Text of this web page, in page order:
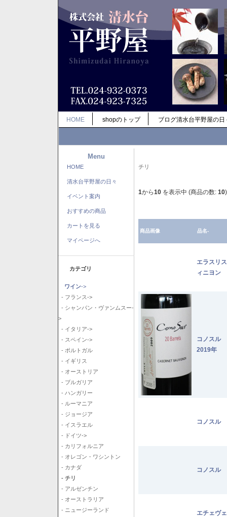
HOME shopのトップ ブログ清水台平野屋の日
Menu
HOME
清水台平野屋の日々
イベント案内
おすすめの商品
カートを見る
マイページへ
カテゴリ
ワイン->
- フランス->
- シャンパン・ヴァンムスー-
>
- イタリア->
- スペイン->
- ポルトガル
- イギリス
- オーストリア
- ブルガリア
- ハンガリー
- ルーマニア
- ジョージア
- イスラエル
- ドイツ->
- カリフォルニア
- オレゴン・ワシントン
- カナダ
- チリ
- アルゼンチン
- オーストラリア
- ニュージーランド
チリ
1から10 を表示中 (商品の数: 10)
商品画像 品名-
エラスリ
ィニヨン
コノスル
2019年
コノスル
コノスル
エチェヴ